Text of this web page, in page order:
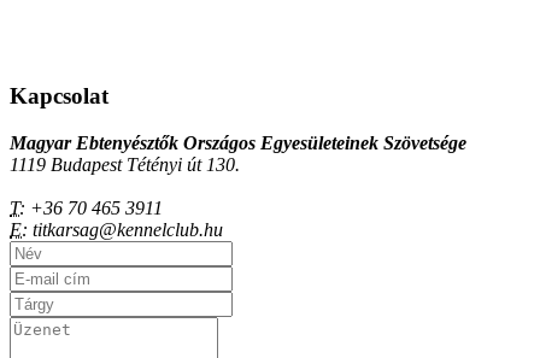
Kapcsolat
Magyar Ebtenyésztők Országos Egyesületeinek Szövetsége
1119 Budapest Tétényi út 130.
T: +36 70 465 3911
E: titkarsag@kennelclub.hu